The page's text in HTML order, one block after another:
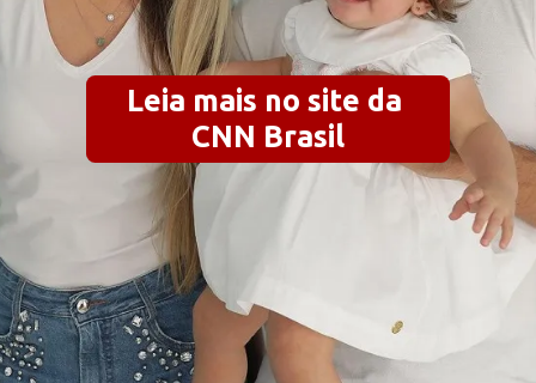
Leia mais no site da
CNN Brasil